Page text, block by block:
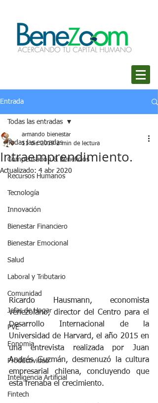
Entrada
Todas las entradas
Compensación & Beneficios
Recursos Humanos
Tecnología
Innovación
Bienestar Financiero
Bienestar Emocional
Salud
Laboral y Tributario
Comunidad
Jefas de Hogar
PVE
Eonomia
Productividad
Inteligencia Artificial
Fintech
Todas las entradas
Intraemprendimiento.
armando bienestar
11 dic 2019 2 min de lectura
Actualizado: 4 abr 2020
Ricardo Hausmann, economista
venezolano, director del Centro para el
Desarrollo Internacional de la
Universidad de Harvard, el año 2015 en
una entrevista realizada por Juan
Andrés Guzmán, desmenuzó la cultura
empresarial chilena, concluyendo que
esta frenaba el crecimiento.